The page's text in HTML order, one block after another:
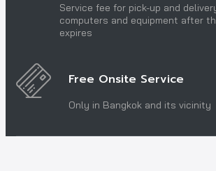
Service fee for pick-up and
computers and equipment after
expires
Free Onsite Service
Only in Bangkok and its vicinity